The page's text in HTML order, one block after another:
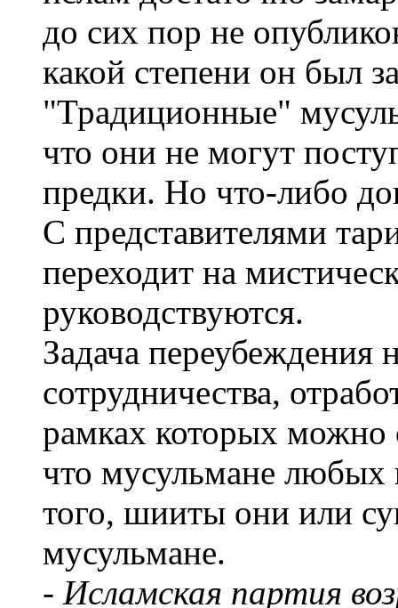
до сих пор не
какой степени он был
"Традиционные"
что они не могут
предки. Но что-либо
С представителями
переходит на
руководствуются.
Задача переубеждения
сотрудничества,
рамках которых можно
что мусульмане любых
того, шииты они или
мусульмане.
- Исламская партия